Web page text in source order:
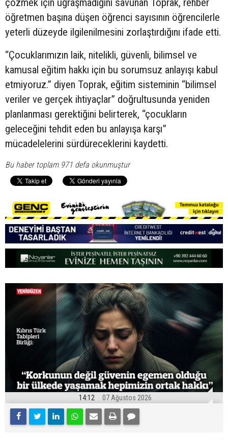
çözmek için uğraşmadığını savunan Toprak, rehber
öğretmen başına düşen öğrenci sayısının öğrencilerle
yeterli düzeyde ilgilenilmesini zorlaştırdığını ifade etti.
“Çocuklarımızın laik, nitelikli, güvenli, bilimsel ve
kamusal eğitim hakkı için bu sorumsuz anlayışı kabul
etmiyoruz.” diyen Toprak, eğitim sisteminin “bilimsel
veriler ve gerçek ihtiyaçlar” doğrultusunda yeniden
planlanması gerektiğini belirterek, “çocukların
geleceğini tehdit eden bu anlayışa karşı”
mücadelelerini sürdüreceklerini kaydetti.
Bu haber toplam 971 defa okunmuştur
14:12 07 Ağustos 2026